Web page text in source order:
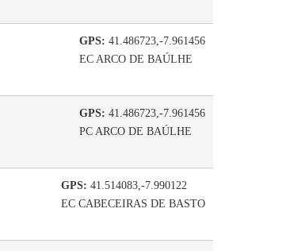
GPS: 41.486723,-7.961456
EC ARCO DE BAÚLHE
GPS: 41.486723,-7.961456
PC ARCO DE BAÚLHE
GPS: 41.514083,-7.990122
EC CABECEIRAS DE BASTO